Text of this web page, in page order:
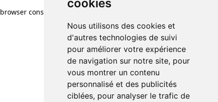
cookies
Nous utilisons des cookies et
d'autres technologies de suivi
pour améliorer votre expérience
de navigation sur notre site, pour
vous montrer un contenu
personnalisé et des publicités
ciblées, pour analyser le trafic de
browser console for more information)